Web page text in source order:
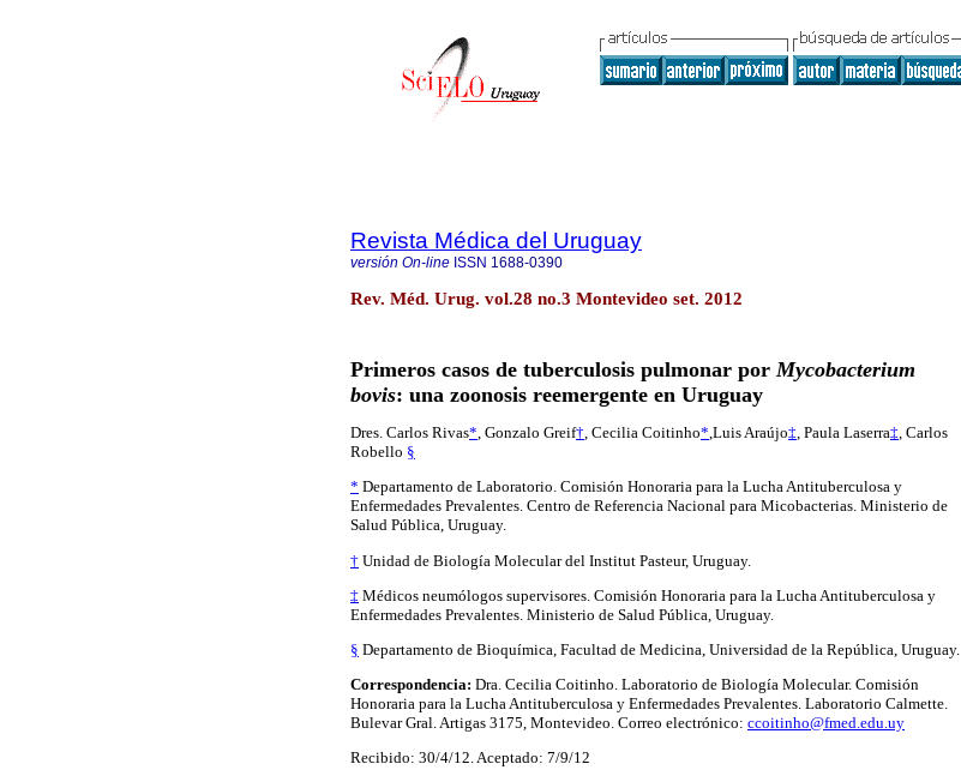
Revista Médica del Uruguay
versión On-line ISSN 1688-0390
Rev. Méd. Urug. vol.28 no.3 Montevideo set. 2012
Primeros casos de tuberculosis pulmonar porMycobacterium
bovis: una zoonosis reemergente en Uruguay
Dres. Carlos Rivas*, Gonzalo Greif†, Cecilia Coitinho*,Luis Araújo‡, Paula Laserra‡, Carlos
Robello §
* Departamento de Laboratorio. Comisión Honoraria para la Lucha Antituberculosa y
Enfermedades Prevalentes. Centro de Referencia Nacional para Micobacterias. Ministerio de
Salud Pública, Uruguay.
† Unidad de Biología Molecular del Institut Pasteur, Uruguay.
‡ Médicos neumólogos supervisores. Comisión Honoraria para la Lucha Antituberculosa y
Enfermedades Prevalentes. Ministerio de Salud Pública, Uruguay.
§ Departamento de Bioquímica, Facultad de Medicina, Universidad de la República, Uruguay.
Correspondencia: Dra. Cecilia Coitinho. Laboratorio de Biología Molecular. Comisión
Honoraria para la Lucha Antituberculosa y Enfermedades Prevalentes. Laboratorio Calmette.
Bulevar Gral. Artigas 3175, Montevideo. Correo electrónico: ccoitinho@fmed.edu.uy
Recibido: 30/4/12. Aceptado: 7/9/12